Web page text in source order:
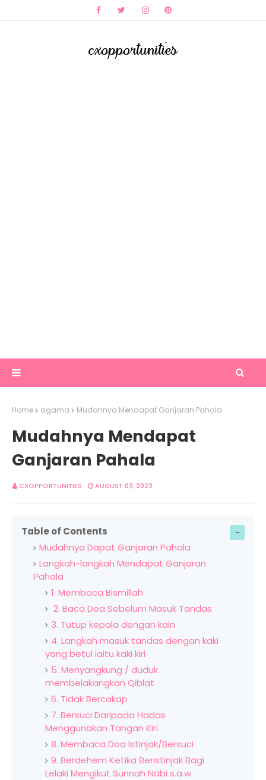
Home agama Mudahnya Mendapat Ganjaran Pahala
Mudahnya Mendapat
Ganjaran Pahala
CXOPPORTUNITIES AUGUST 03, 2023
Table of Contents
Mudahnya Dapat Ganjaran Pahala
Langkah-langkah Mendapat Ganjaran
Pahala
1. Membaca Bismillah
2. Baca Doa Sebelum Masuk Tandas
3. Tutup kepala dengan kain
4. Langkah masuk tandas dengan kaki
yang betul iaitu kaki kiri
5. Menyangkung / duduk
membelakangkan Qiblat
6. Tidak Bercakap
7. Bersuci Daripada Hadas
Menggunakan Tangan Kiri
8. Membaca Doa Istinjak/Bersuci
9. Berdehem Ketika Beristinjak Bagi
Lelaki Mengikut Sunnah Nabi s.a.w